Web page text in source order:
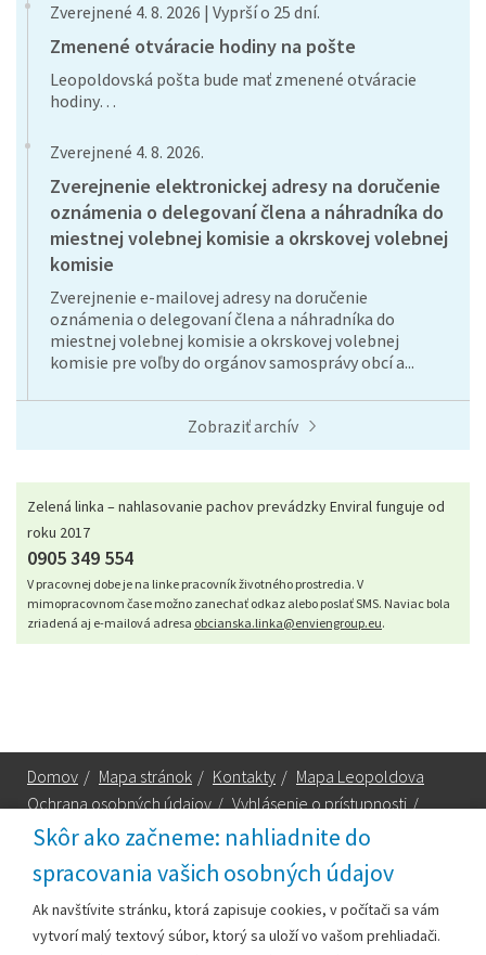
Skôr ako začneme: nahliadnite do
spracovania vašich osobných údajov
Ak navštívite stránku, ktorá zapisuje cookies, v počítači sa vám
vytvorí malý textový súbor, ktorý sa uloží vo vašom prehliadači.
Zverejnené 4. 8. 2026 | Vyprší o 25 dní.
Zmenené otváracie hodiny na pošte
Leopoldovská pošta bude mať zmenené otváracie
hodiny…
Zverejnené 4. 8. 2026.
Zverejnenie elektronickej adresy na doručenie
oznámenia o delegovaní člena a náhradníka do
miestnej volebnej komisie a okrskovej volebnej
komisie
Zverejnenie e-mailovej adresy na doručenie
oznámenia o delegovaní člena a náhradníka do
miestnej volebnej komisie a okrskovej volebnej
komisie pre voľby do orgánov samosprávy obcí a...
Zobraziť archív
Zelená linka – nahlasovanie pachov prevádzky Enviral funguje od
roku 2017
0905 349 554
V pracovnej dobe je na linke pracovník životného prostredia. V
mimopracovnom čase možno zanechať odkaz alebo poslať SMS. Naviac bola
zriadená aj e-mailová adresa obcianska.linka@enviengroup.eu.
Domov / Mapa stránok / Kontakty / Mapa Leopoldova
Ochrana osobných údajov / Vyhlásenie o prístupnosti /
Technická podpora
Mestský úrad Leopoldov